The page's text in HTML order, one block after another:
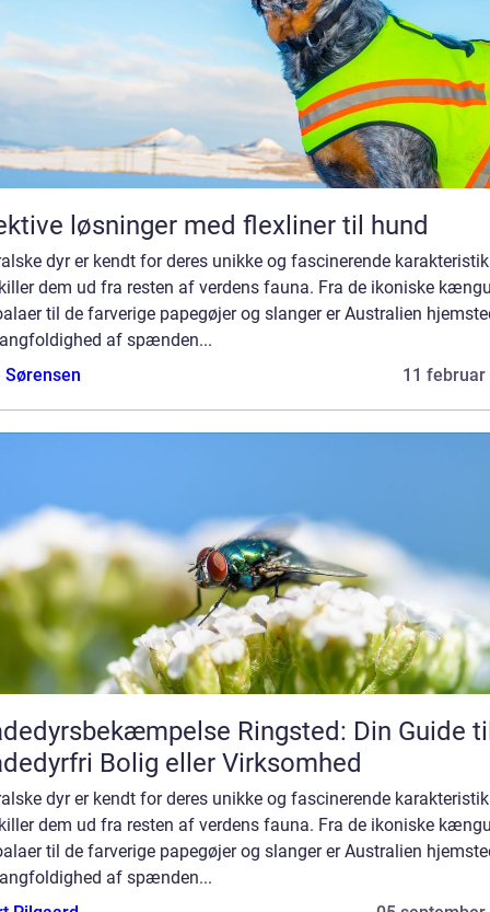
løsninger med flexliner til hund
dyr er kendt for deres unikke og fascinerende
dem ud fra resten af verdens fauna. Fra de ikoniske
til de farverige papegøjer og slanger er Australien
af spænden...
Sørensen
11 februar
Ringsted: Din Guide
Bolig eller Virksomhed
dyr er kendt for deres unikke og fascinerende
dem ud fra resten af verdens fauna. Fra de ikoniske
til de farverige papegøjer og slanger er Australien
af spænden...